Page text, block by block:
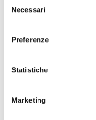
delNecessari
Preferenze
Statistiche
Marketing
AI
da
Maps